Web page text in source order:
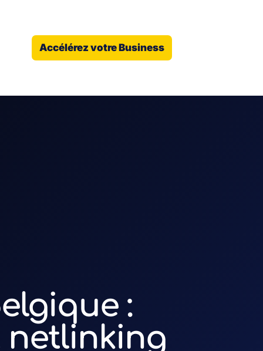
Accélérez votre Business
:
netlinking